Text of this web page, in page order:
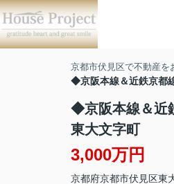
京都市伏見区で不動産を
◆京阪本線＆近鉄京都
◆京阪本線＆近
東大文字町
3,000万円
京都府京都市伏見区東